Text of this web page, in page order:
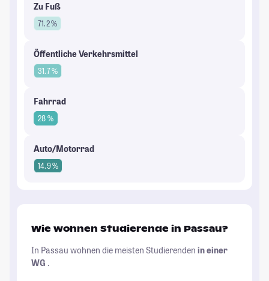
Zu Fuß
71.2 %
Öffentliche Verkehrsmittel
31.7 %
Fahrrad
28 %
Auto/Motorrad
14.9 %
Wie wohnen Studierende in Passau?
In Passau wohnen die meisten Studierenden in einer
WG .